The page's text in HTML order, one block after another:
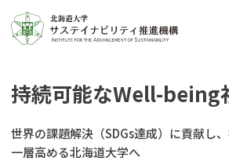
持続可能なWell-being
世界の課題解決（SDGs達成）に貢献し
一層高める北海道大学へ